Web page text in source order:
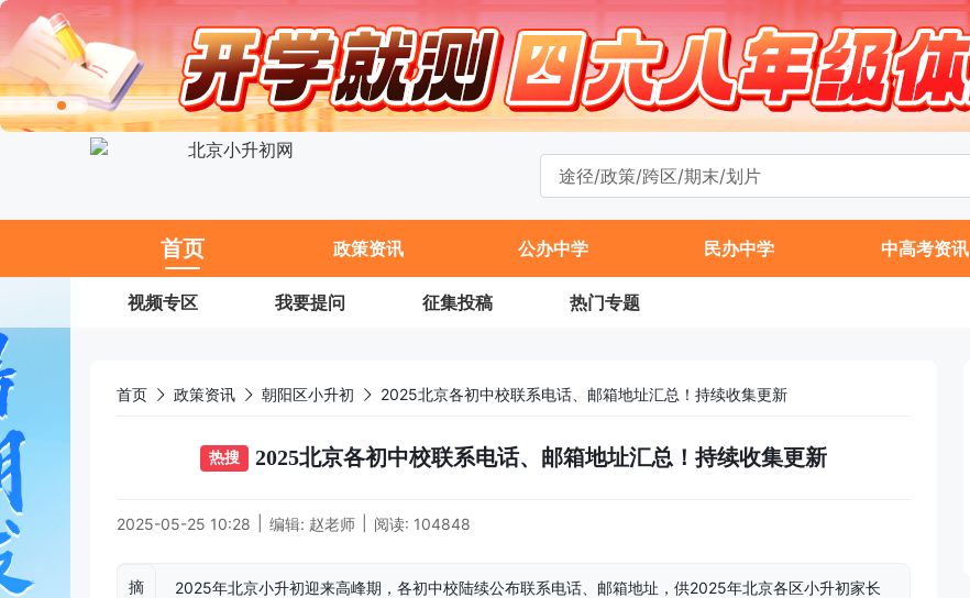
首页 政策资讯 公办中学 民办中学 中高考资讯
视频专区 我要提问 征集投稿 热门专题
首页 政策资讯 朝阳区小升初 2025北京各初中校联系电话、邮箱地址汇总！持续收集更新
热搜 2025北京各初中校联系电话、邮箱地址汇总！持续收集更新
2025-05-25 10:28 编辑: 赵老师 阅读: 104848
摘
2025年北京小升初迎来高峰期，各初中校陆续公布联系电话、邮箱地址，供2025年北京各区小升初家长